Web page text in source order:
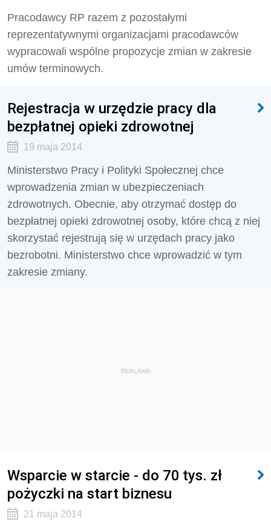
Pracodawcy RP razem z pozostałymi
reprezentatywnymi organizacjami pracodawców
wypracowali wspólne propozycje zmian w zakresie
umów terminowych.
Rejestracja w urzędzie pracy dla
bezpłatnej opieki zdrowotnej
19 maja 2014
Ministerstwo Pracy i Polityki Społecznej chce
wprowadzenia zmian w ubezpieczeniach
zdrowotnych. Obecnie, aby otrzymać dostęp do
bezpłatnej opieki zdrowotnej osoby, które chcą z niej
skorzystać rejestrują się w urzędach pracy jako
bezrobotni. Ministerstwo chce wprowadzić w tym
zakresie zmiany.
REKLAMA
Wsparcie w starcie - do 70 tys. zł
pożyczki na start biznesu
21 maja 2014